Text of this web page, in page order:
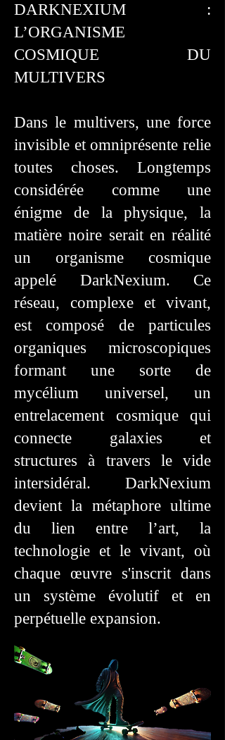
DARKNEXIUM :
L’ORGANISME
COSMIQUE DU
MULTIVERS
Dans le multivers, une force
invisible et omniprésente relie
toutes choses. Longtemps
considérée comme une
énigme de la physique, la
matière noire serait en réalité
un organisme cosmique
appelé DarkNexium. Ce
réseau, complexe et vivant,
est composé de particules
organiques microscopiques
formant une sorte de
mycélium universel, un
entrelacement cosmique qui
connecte galaxies et
structures à travers le vide
intersidéral. DarkNexium
devient la métaphore ultime
du lien entre l’art, la
technologie et le vivant, où
chaque œuvre s'inscrit dans
un système évolutif et en
perpétuelle expansion.